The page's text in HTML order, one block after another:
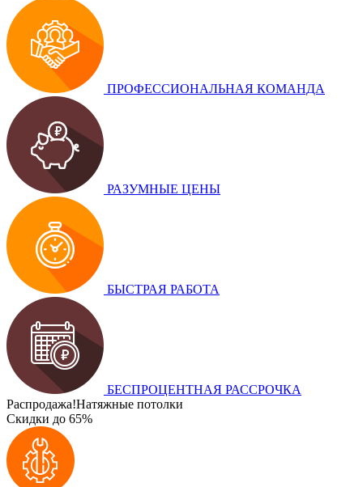
ПРОФЕССИОНАЛЬНАЯ КОМАНДА
РАЗУМНЫЕ ЦЕНЫ
БЫСТРАЯ РАБОТА
БЕСПРОЦЕНТНАЯ РАССРОЧКА
Распродажа!Натяжные потолки
Скидки до 65%